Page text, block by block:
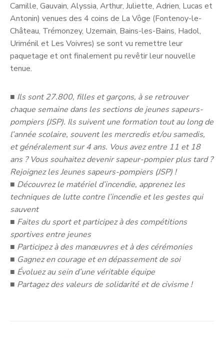
Camille, Gauvain, Alyssia, Arthur, Juliette, Adrien, Lucas et
Antonin) venues des 4 coins de La Vôge (Fontenoy-le-
Château, Trémonzey, Uzemain, Bains-les-Bains, Hadol,
Uriménil et Les Voivres) se sont vu remettre leur
paquetage et ont finalement pu revêtir leur nouvelle
tenue.
■ Ils sont 27.800, filles et garçons, à se retrouver
chaque semaine dans les sections de jeunes sapeurs-
pompiers (JSP). Ils suivent une formation tout au long de
l’année scolaire, souvent les mercredis et/ou samedis,
et généralement sur 4 ans. Vous avez entre 11 et 18
ans ? Vous souhaitez devenir sapeur-pompier plus tard ?
Rejoignez les Jeunes sapeurs-pompiers (JSP) !
■ Découvrez le matériel d’incendie, apprenez les
techniques de lutte contre l’incendie et les gestes qui
sauvent
■ Faites du sport et participez à des compétitions
sportives entre jeunes
■ Participez à des manœuvres et à des cérémonies
■ Gagnez en courage et en dépassement de soi
■ Évoluez au sein d’une véritable équipe
■ Partagez des valeurs de solidarité et de civisme !